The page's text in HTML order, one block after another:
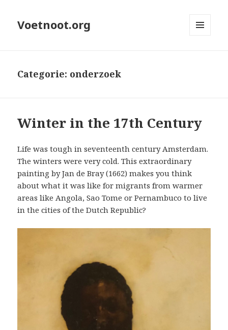
Voetnoot.org
Categorie: onderzoek
Winter in the 17th Century
Life was tough in seventeenth century Amsterdam.
The winters were very cold. This extraordinary
painting by Jan de Bray (1662) makes you think
about what it was like for migrants from warmer
areas like Angola, Sao Tome or Pernambuco to live
in the cities of the Dutch Republic?